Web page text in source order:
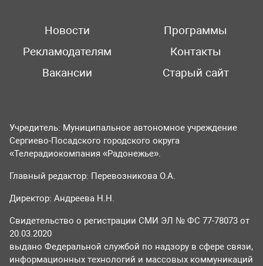
Новости
Программы
Рекламодателям
Контакты
Вакансии
Старый сайт
Учредитель: Муниципальное автономное учреждение
Сергиево-Посадского городского округа
«Телерадиокомпания «Радонежье».
Главный редактор: Перевозникова О.А.
Директор: Андреева Н.Н.
Свидетельство о регистрации СМИ ЭЛ № ФС 77-78073 от
20.03.2020
выдано Федеральной службой по надзору в сфере связи,
информационных технологий и массовых коммуникаций